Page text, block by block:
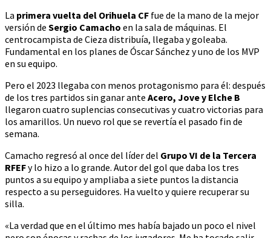
La primera vuelta del Orihuela CF fue de la mano de la mejor
versión de Sergio Camacho en la sala de máquinas. El
centrocampista de Cieza distribuía, llegaba y goleaba.
Fundamental en los planes de Óscar Sánchez y uno de los MVP
en su equipo.
Pero el 2023 llegaba con menos protagonismo para él: después
de los tres partidos sin ganar ante Acero, Jove y Elche B
llegaron cuatro suplencias consecutivas y cuatro victorias para
los amarillos. Un nuevo rol que se revertía el pasado fin de
semana.
Camacho regresó al once del líder del Grupo VI de la Tercera
RFEFy lo hizo a lo grande. Autor del gol que daba los tres
puntos a su equipo y ampliaba a siete puntos la distancia
respecto a su perseguidores. Ha vuelto y quiere recuperar su
silla.
«La verdad que en el último mes había bajado un poco el nivel